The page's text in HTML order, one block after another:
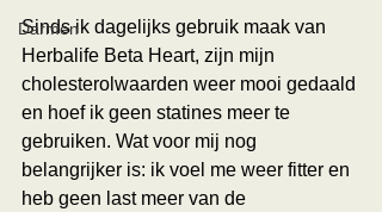
Darmen
Sinds ik dagelijks gebruik maak van
Herbalife Beta Heart, zijn mijn
cholesterolwaarden weer mooi gedaald
en hoef ik geen statines meer te
gebruiken. Wat voor mij nog
belangrijker is: ik voel me weer fitter en
heb geen last meer van de